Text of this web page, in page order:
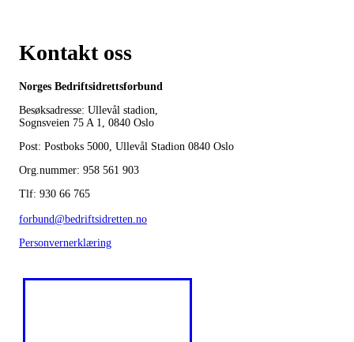
Kontakt oss
Norges Bedriftsidrettsforbund
Besøksadresse: Ullevål stadion,
Sognsveien 75 A 1, 0840 Oslo
Post: Postboks 5000, Ullevål Stadion 0840 Oslo
Org.nummer: 958 561 903
Tlf: 930 66 765
forbund@bedriftsidretten.no
Personvernerklæring